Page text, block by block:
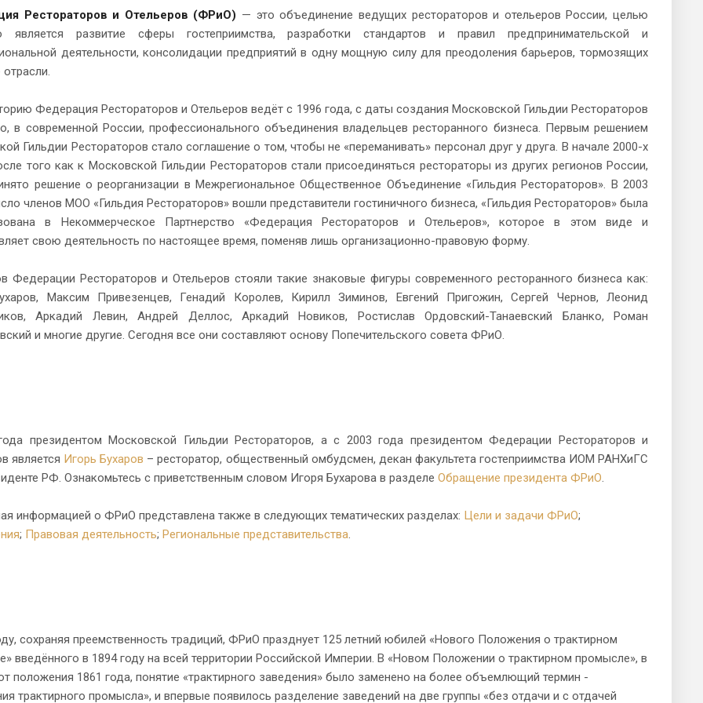
Рестораторов и Отельеров (ФРиО) — это объединение ведущих рестораторов и отельеров России, целью
является развитие сферы гостеприимства, разработки стандартов и правил предпринимательской и
деятельности, консолидации предприятий в одну мощную силу для преодоления барьеров, тормозящих
отрасли.
Федерация Рестораторов и Отельеров ведёт с 1996 года, с даты создания Московской Гильдии Рестораторов
в современной России, профессионального объединения владельцев ресторанного бизнеса. Первым решением
Гильдии Рестораторов стало соглашение о том, чтобы не «переманивать» персонал друг у друга. В начале 2000-х
того как к Московской Гильдии Рестораторов стали присоединяться рестораторы из других регионов России,
решение о реорганизации в Межрегиональное Общественное Объединение «Гильдия Рестораторов». В 2003
членов МОО «Гильдия Рестораторов» вошли представители гостиничного бизнеса, «Гильдия Рестораторов» была
в Некоммерческое Партнерство «Федерация Рестораторов и Отельеров», которое в этом виде и
свою деятельность по настоящее время, поменяв лишь организационно-правовую форму.
Федерации Рестораторов и Отельеров стояли такие знаковые фигуры современного ресторанного бизнеса как:
Максим Привезенцев, Генадий Королев, Кирилл Зиминов, Евгений Пригожин, Сергей Чернов, Леонид
Аркадий Левин, Андрей Деллос, Аркадий Новиков, Ростислав Ордовский-Танаевский Бланко, Роман
и многие другие. Сегодня все они составляют основу Попечительского совета ФРиО.
президентом Московской Гильдии Рестораторов, а с 2003 года президентом Федерации Рестораторов и
является Игорь Бухаров – ресторатор, общественный омбудсмен, декан факультета гостеприимства ИОМ РАНХиГС
РФ. Ознакомьтесь с приветственным словом Игоря Бухарова в разделе Обращение президента ФРиО.
информацией о ФРиО представлена также в следующих тематических разделах: Цели и задачи ФРиО;
; Правовая деятельность; Региональные представительства.
сохраняя преемственность традиций, ФРиО празднует 125 летний юбилей «Нового Положения о трактирном
введённого в 1894 году на всей территории Российской Империи. В «Новом Положении о трактирном промысле», в
положения 1861 года, понятие «трактирного заведения» было заменено на более объемлющий термин -
трактирного промысла», и впервые появилось разделение заведений на две группы «без отдачи и с отдачей